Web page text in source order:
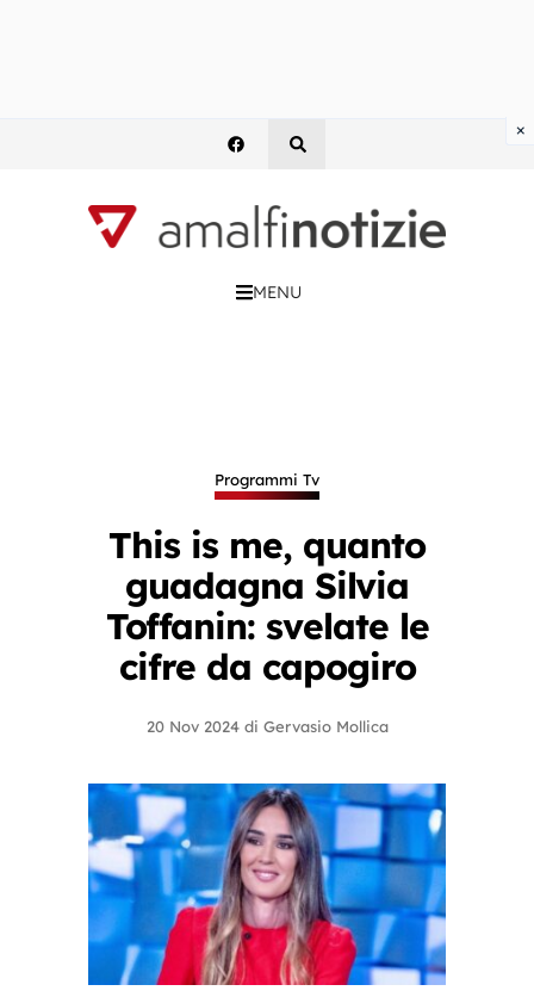
MENU
Programmi Tv
This is me, quanto
guadagna Silvia
Toffanin: svelate le
cifre da capogiro
20 Nov 2024 di Gervasio Mollica
×